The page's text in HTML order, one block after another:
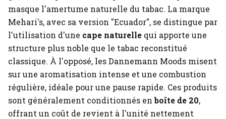
masque l'amertume naturelle du tabac. La marque
Mehari's, avec sa version "Ecuador", se distingue par
l'utilisation d'une cape naturelle qui apporte une
structure plus noble que le tabac reconstitué
classique. À l'opposé, les Dannemann Moods misent
sur une aromatisation intense et une combustion
régulière, idéale pour une pause rapide. Ces produits
sont généralement conditionnés enboîte de 20,
offrant un coût de revient à l'unité nettement